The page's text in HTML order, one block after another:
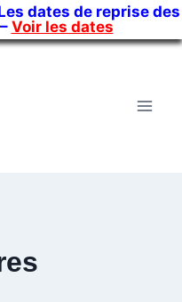
dates de reprise des
Voir les dates